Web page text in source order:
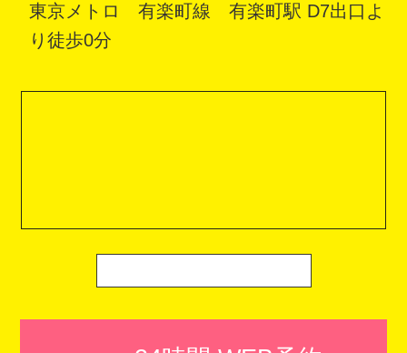
東京メトロ 有楽町線 有楽町駅 D7出口よ
り徒歩0分